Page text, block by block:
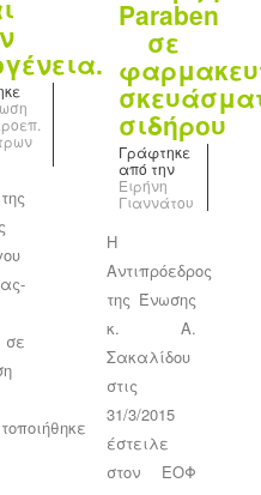
σε
Paraben
σε
σιδήρου
Γράφτηκε
από την
Ειρήνη
Γιαννάτου
Η
Αντιπρόεδρος
της Ένωσης
κ. Α.
Σακαλίδου
στις
31/3/2015
έστειλε
στον ΕΟΦ